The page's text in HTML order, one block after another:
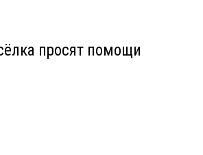
просят помощи